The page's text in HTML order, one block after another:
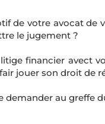
de votre avocat de
le jugement ?
financier avect
jouer son droit de
demander au greffe